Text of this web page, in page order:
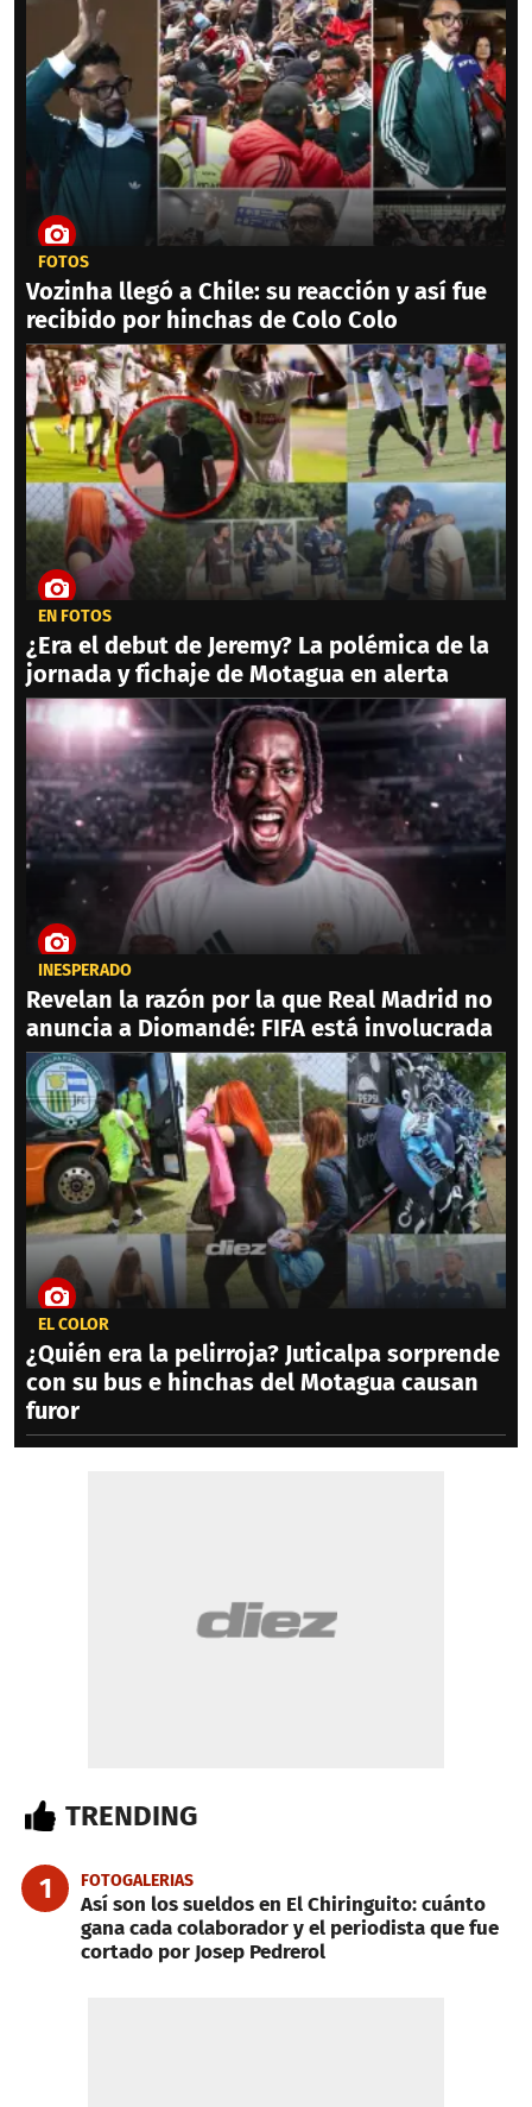
FOTOS
Vozinha llegó a Chile: su reacción y así fue
recibido por hinchas de Colo Colo
EN FOTOS
¿Era el debut de Jeremy? La polémica de la
jornada y fichaje de Motagua en alerta
INESPERADO
Revelan la razón por la que Real Madrid no
anuncia a Diomandé: FIFA está involucrada
EL COLOR
¿Quién era la pelirroja? Juticalpa sorprende
con su bus e hinchas del Motagua causan
furor
TRENDING
1 FOTOGALERIAS
Así son los sueldos en El Chiringuito: cuánto
gana cada colaborador y el periodista que fue
cortado por Josep Pedrerol